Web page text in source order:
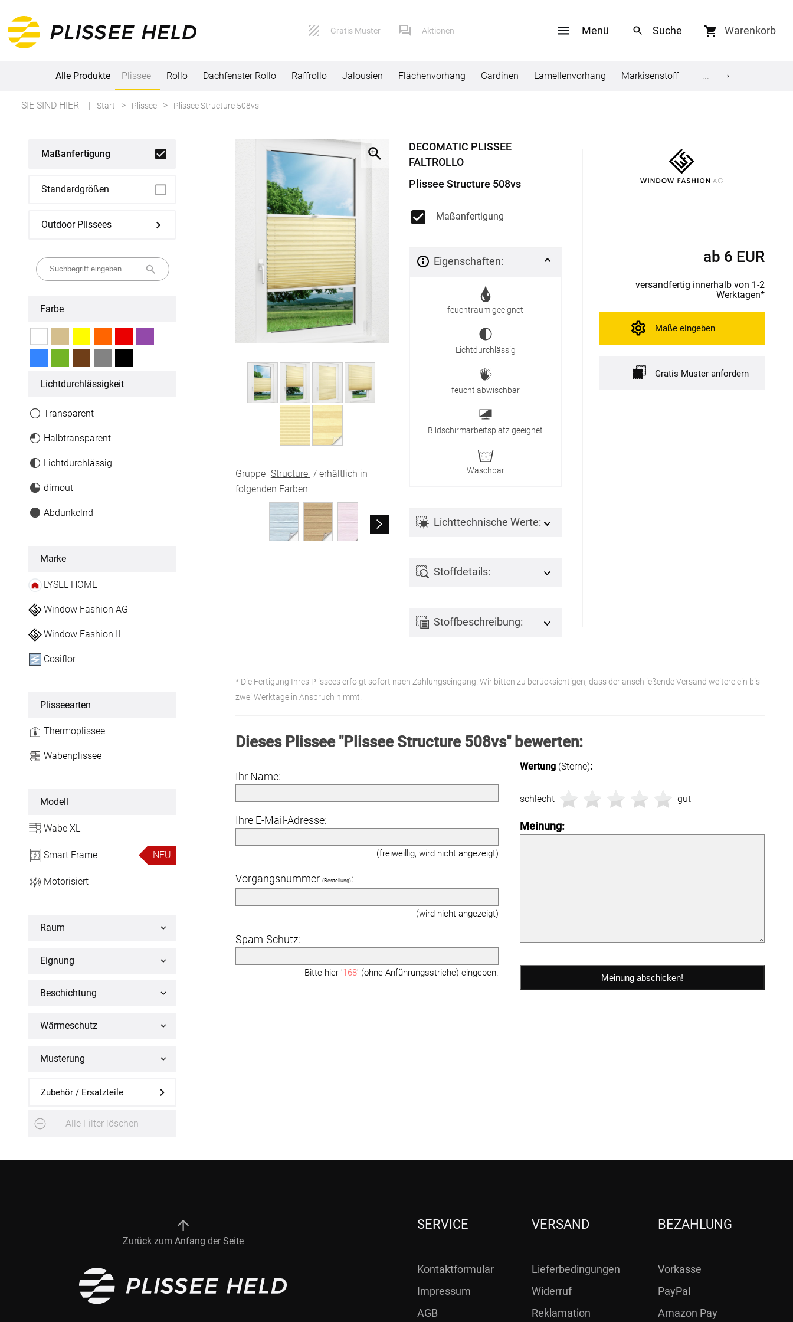
Gratis Muster Aktionen Menü Warenkorb
Maßanfertigung
Raffrollo
Gardinen
Maßanfertigung
Maßanfertigung
Fliegengitter
Kissen bestellen
Kontaktformular
AGB
Datenschutz
FAQ
Lieferbedingungen
Widerruf
Facebook
Twitter
Alle Produkte Plissee Rollo Dachfenster Rollo Raffrollo Jalousien Flächenvorhang Gardinen Lamellenvorhang Markisenstoff Tischdecke
SIE SIND HIER Start Plissee Plissee Structure 508vs
Maßanfertigung
Standardgrößen
Outdoor Plissees
Farbe
Licht­durchlässigkeit
Transparent
Halbtransparent
Lichtdurchlässig
dimout
Abdunkelnd
Marke
LYSEL HOME
Window Fashion AG
Window Fashion II
Cosiflor
Plisseearten
Thermoplissee
Wabenplissee
Modell
Wabe XL
Smart Frame NEU
Motorisiert
Raum
Eignung
Beschichtung
Wärmeschutz
Musterung
Zubehör / Ersatzteile
Alle Filter löschen
Gruppe Structure / erhältlich in
folgenden Farben
DECOMATIC PLISSEE
FALTROLLO
Plissee Structure 508vs
Maßanfertigung
Eigenschaften:
feuchtraum geeignet
Lichtdurchlässig
feucht abwischbar
Bildschirmarbeitsplatz geeignet
Waschbar
Lichttechnische Werte:
Stoffdetails:
Stoffbeschreibung:
ab 6 EUR
versandfertig innerhalb von 1-2
Werktagen*
Maße eingeben
Gratis Muster anfordern
* Die Fertigung Ihres Plissees erfolgt sofort nach Zahlungseingang. Wir bitten zu berücksichtigen, dass der anschließende Versand weitere ein bis
zwei Werktage in Anspruch nimmt.
Dieses Plissee "Plissee Structure 508vs" bewerten:
Ihr Name:
Ihre E-Mail-Adresse:
(freiweillig, wird nicht angezeigt)
Vorgangsnummer (Bestellung):
(wird nicht angezeigt)
Spam-Schutz:
Bitte hier '168' (ohne Anführungsstriche) eingeben.
Wertung(Sterne):
schlecht gut
Meinung:
Zurück zum Anfang der Seite
SERVICE
Kontaktformular
Impressum
AGB
VERSAND
Lieferbedingungen
Widerruf
Reklamation
BEZAHLUNG
Vorkasse
PayPal
Amazon Pay